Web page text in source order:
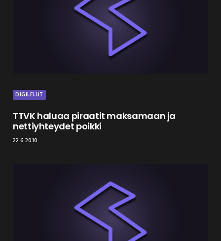
DIGILELUT
TTVK haluaa piraatit maksamaan ja
nettiyhteydet poikki
22.6.2010